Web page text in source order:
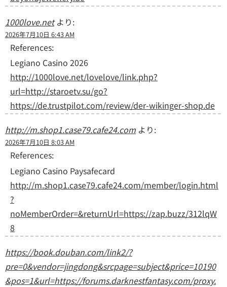
1000love.net より:
2026年7月10日 6:43 AM
References:
Legiano Casino 2026
http://1000love.net/lovelove/link.php?
url=http://staroetv.su/go?
https://de.trustpilot.com/review/der-wikinger-shop.de
http://m.shop1.case79.cafe24.com より:
2026年7月10日 8:03 AM
References:
Legiano Casino Paysafecard
http://m.shop1.case79.cafe24.com/member/login.html
?
noMemberOrder=&returnUrl=https://zap.buzz/312lqW
8
https://book.douban.com/link2/?
pre=0&vendor=jingdong&srcpage=subject&price=10190
&pos=1&url=https://forums.darknestfantasy.com/proxy.